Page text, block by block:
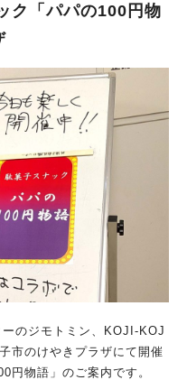
ク「パパの100円物
のジモトミン、KOJI-KOJ
円物語」のご案内です。